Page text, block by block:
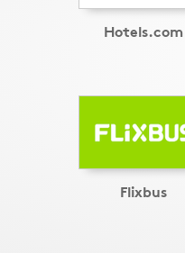
Hotels.com
Flixbus